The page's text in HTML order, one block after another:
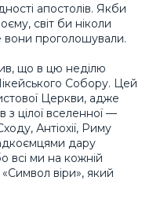
апостолів. Якби
світ би ніколи
вони проголошували.
що в цю неділю
Собору. Цей
Церкви, адже
з цілої вселенної —
Антіохії, Риму
дару
всі ми на кожній
віри», який